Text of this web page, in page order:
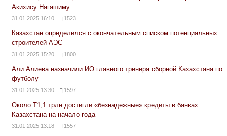
Акихису Нагашиму
31.01.2025 16:10 1523
Казахстан определился с окончательным списком потенциальных
строителей АЭС
31.01.2025 15:20 1800
Али Алиева назначили ИО главного тренера сборной Казахстана по
футболу
31.01.2025 13:30 1597
Около Т1,1 трлн достигли «безнадежные» кредиты в банках
Казахстана на начало года
31.01.2025 13:18 1557